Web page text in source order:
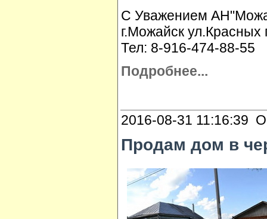
С Уважением
г.Можайск
Тел: 8-916-474-88-55
Подробнее...
2016-08-31 11:16:39
Прoдам дом в